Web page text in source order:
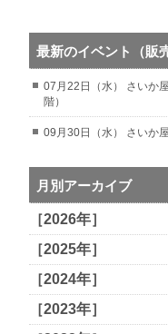
最新のイベント（販
07月22日（水） さい
階）
09月30日（水） さい
月別アーカイブ
［2026年］
［2025年］
［2024年］
［2023年］